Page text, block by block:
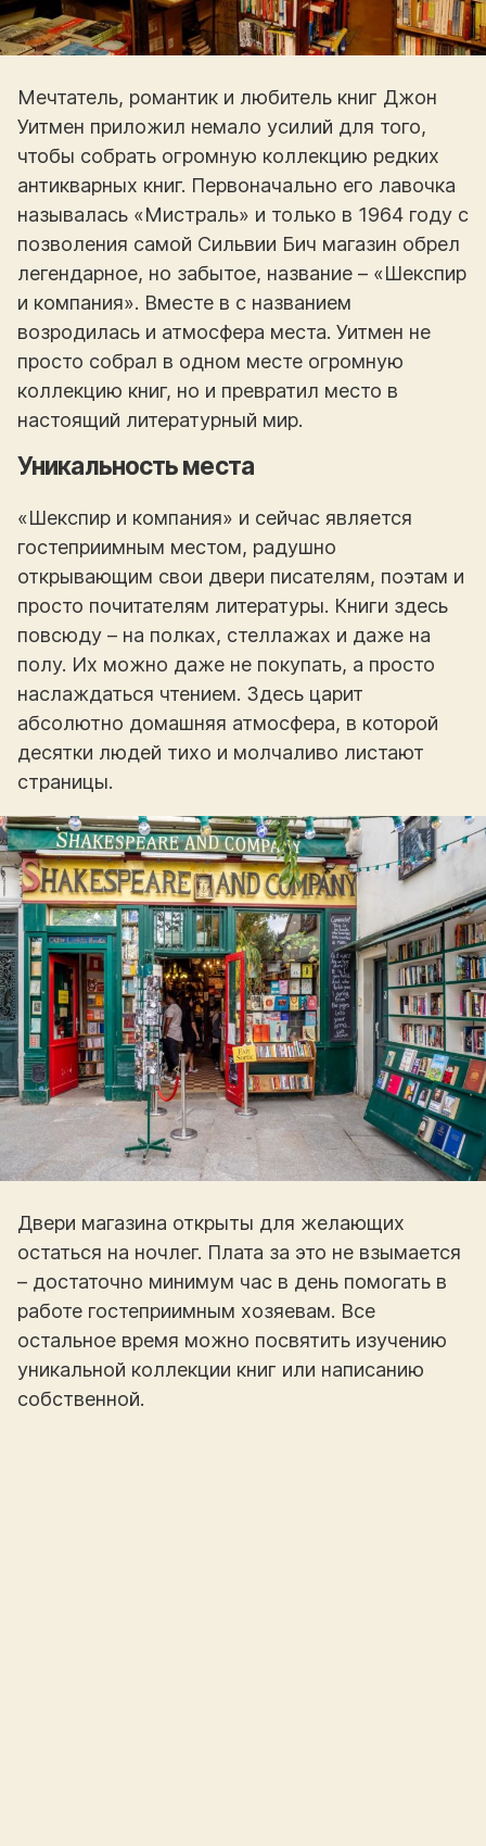
Мечтатель, романтик и любитель книг Джон
Уитмен приложил немало усилий для того,
чтобы собрать огромную коллекцию редких
антикварных книг. Первоначально его лавочка
называлась «Мистраль» и только в 1964 году с
позволения самой Сильвии Бич магазин обрел
легендарное, но забытое, название – «Шекспир
и компания». Вместе в с названием
возродилась и атмосфера места. Уитмен не
просто собрал в одном месте огромную
коллекцию книг, но и превратил место в
настоящий литературный мир.
Уникальность места
«Шекспир и компания» и сейчас является
гостеприимным местом, радушно
открывающим свои двери писателям, поэтам и
просто почитателям литературы. Книги здесь
повсюду – на полках, стеллажах и даже на
полу. Их можно даже не покупать, а просто
наслаждаться чтением. Здесь царит
абсолютно домашняя атмосфера, в которой
десятки людей тихо и молчаливо листают
страницы.
Двери магазина открыты для желающих
остаться на ночлег. Плата за это не взымается
– достаточно минимум час в день помогать в
работе гостеприимным хозяевам. Все
остальное время можно посвятить изучению
уникальной коллекции книг или написанию
собственной.